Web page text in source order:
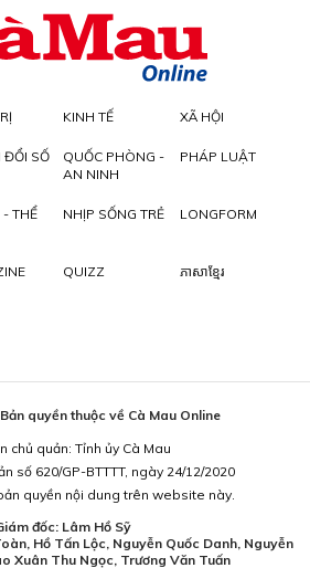
KINH TẾ XÃ HỘI
ĐỔI SỐ
QUỐC PHÒNG -
AN NINH
PHÁP LUẬT
- THỂ
NHỊP SỐNG TRẺ LONGFORM
QUIZZ ភាសាខ្មែរ
quyền thuộc về Cà Mau Online
chủ quản: Tỉnh ủy Cà Mau
số 620/GP-BTTTT, ngày 24/12/2020
quyền nội dung trên website này.
đốc: Lâm Hồ Sỹ
Hồ Tấn Lộc, Nguyễn Quốc Danh, Nguyễn
Xuân Thu Ngọc, Trương Văn Tuấn